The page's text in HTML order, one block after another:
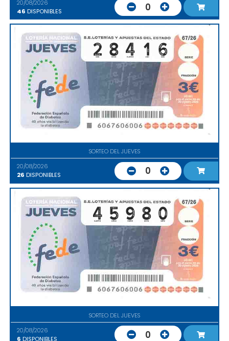
20/08/2026
46 DISPONIBLES 0
SORTEO DEL JUEVES
20/08/2026
26 DISPONIBLES 0
SORTEO DEL JUEVES
20/08/2026
6 DISPONIBLES 0